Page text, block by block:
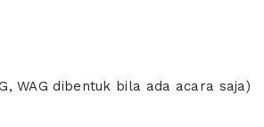
WAG dibentuk bila ada acara saja)